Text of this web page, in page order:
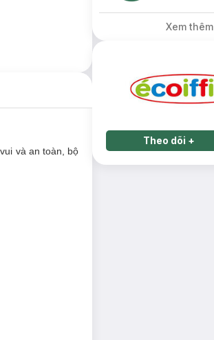
và an toàn, bộ
Xem thêm
Theo dõi +